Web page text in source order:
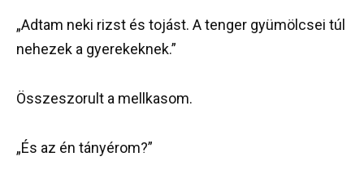
„Adtam neki rizst és tojást. A tenger gyümölcsei túl
nehezek a gyerekeknek.”
Összeszorult a mellkasom.
„És az én tányérom?”